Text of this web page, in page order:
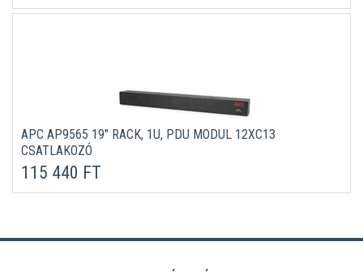
APC AP9565 19" RACK, 1U, PDU MODUL 12XC13
CSATLAKOZÓ
115 440 FT